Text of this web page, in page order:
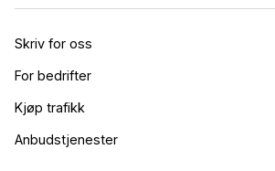
Skriv for oss
For bedrifter
Kjøp trafikk
Anbudstjenester